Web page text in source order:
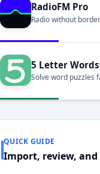
RadioFM Pro
Radio without
5 Letter Words
Solve word puzzles
QUICK GUIDE
Import, review,